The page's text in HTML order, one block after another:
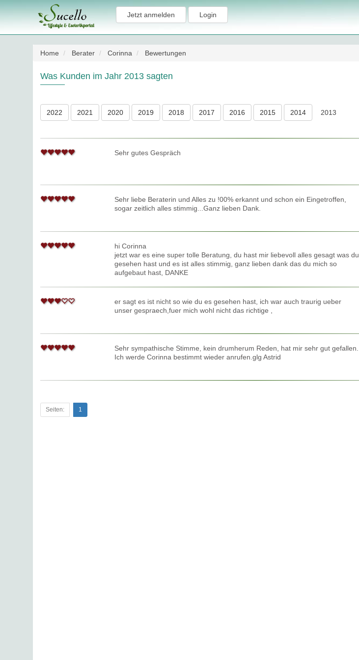
Jetzt anmelden Login
Home Berater Corinna Bewertungen
Was Kunden im Jahr 2013 sagten
2022 2021 2020 2019 2018 2017 2016 2015 2014 2013
Sehr gutes Gespräch
Sehr liebe Beraterin und Alles zu !00% erkannt und schon ein Eingetroffen,
sogar zeitlich alles stimmig...Ganz lieben Dank.
hi Corinna
jetzt war es eine super tolle Beratung, du hast mir liebevoll alles gesagt was du
gesehen hast und es ist alles stimmig, ganz lieben dank das du mich so
aufgebaut hast, DANKE
er sagt es ist nicht so wie du es gesehen hast, ich war auch traurig ueber
unser gespraech,fuer mich wohl nicht das richtige ,
Sehr sympathische Stimme, kein drumherum Reden, hat mir sehr gut gefallen.
Ich werde Corinna bestimmt wieder anrufen.glg Astrid
Seiten: 1